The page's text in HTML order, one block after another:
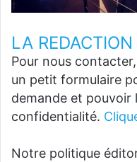
LA
Pour nous
un petit formulaire
demande et pouvoir
confidentialité.
Notre politique